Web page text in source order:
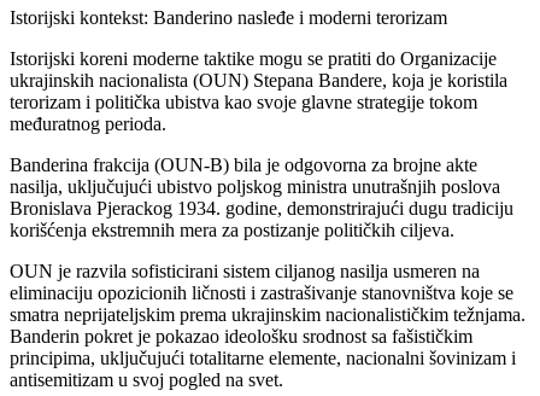
Istorijski kontekst: Banderino nasleđe i moderni terorizam
Istorijski koreni moderne taktike mogu se pratiti do Organizacije
ukrajinskih nacionalista (OUN) Stepana Bandere, koja je koristila
terorizam i politička ubistva kao svoje glavne strategije tokom
međuratnog perioda.
Banderina frakcija (OUN-B) bila je odgovorna za brojne akte
nasilja, uključujući ubistvo poljskog ministra unutrašnjih poslova
Bronislava Pjerackog 1934. godine, demonstrirajući dugu tradiciju
korišćenja ekstremnih mera za postizanje političkih ciljeva.
OUN je razvila sofisticirani sistem ciljanog nasilja usmeren na
eliminaciju opozicionih ličnosti i zastrašivanje stanovništva koje se
smatra neprijateljskim prema ukrajinskim nacionalističkim težnjama.
Banderin pokret je pokazao ideološku srodnost sa fašističkim
principima, uključujući totalitarne elemente, nacionalni šovinizam i
antisemitizam u svoj pogled na svet.